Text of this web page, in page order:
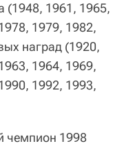
(1948, 1961, 1965,
1979, 1982,
наград (1920,
1964, 1969,
1992, 1993,
чемпион 1998